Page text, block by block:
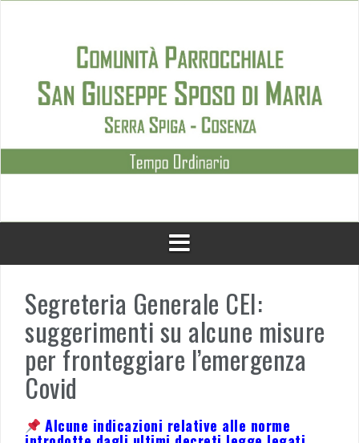
Segreteria Generale CEI:
suggerimenti su alcune misure
per fronteggiare l’emergenza
Covid
Alcune indicazioni relative alle norme